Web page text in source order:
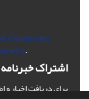
Commons
.
اشتراک خبرنامه
برای دریافت اخبار